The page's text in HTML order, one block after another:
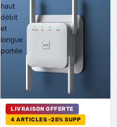
haut
débit
et
longue
portée
LIVRAISON OFFERTE
4 ARTICLES -25% SUPP